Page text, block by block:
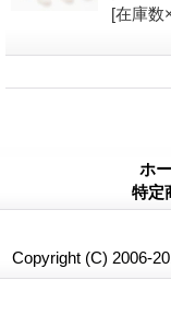
[在庫数
ホ
特定
Copyright (C) 2006-